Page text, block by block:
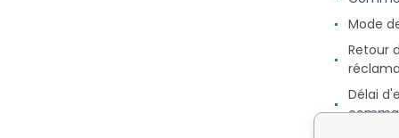
Mode
Retour
Délai